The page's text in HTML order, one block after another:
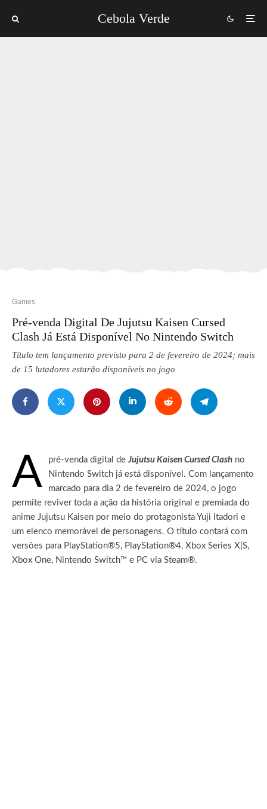
Cebola Verde
Games
Pré-venda Digital De Jujutsu Kaisen Cursed
Clash Já Está Disponível No Nintendo Switch
Título tem lançamento previsto para 2 de fevereiro de 2024; mais
de 15 lutadores estarão disponíveis no jogo
A pré-venda digital deJujutsu Kaisen Cursed Clash no
Nintendo Switch já está disponível. Com lançamento
marcado para dia 2 de fevereiro de 2024, o jogo
permite reviver toda a ação da história original e premiada do
anime Jujutsu Kaisen por meio do protagonista Yuji Itadori e
um elenco memorável de personagens. O título contará com
versões para PlayStation®5, PlayStation®4, Xbox Series X|S,
Xbox One, Nintendo Switch™ e PC via Steam®.